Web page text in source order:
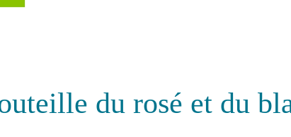
du rosé et du